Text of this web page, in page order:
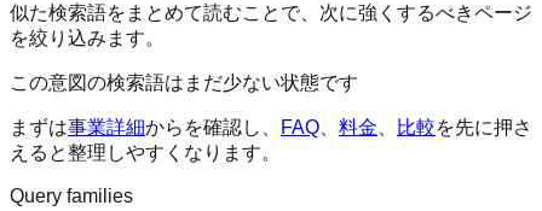
似た検索語をまとめて読むことで、次に強くするべきページ
を絞り込みます。
この意図の検索語はまだ少ない状態です
まずは事業詳細からを確認し、 FAQ 料金 比較を先に押さ
えると整理しやすくなります。
Query families